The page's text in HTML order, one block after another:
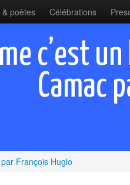
poètes Célébrations
c’est
Camac
François Huglo